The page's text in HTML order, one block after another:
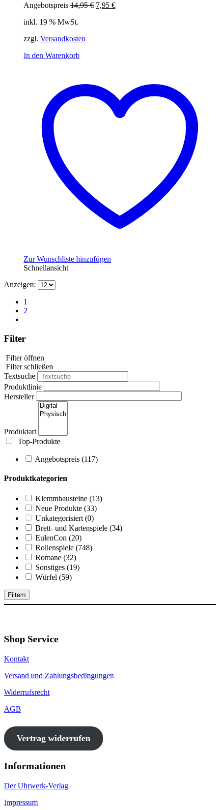
Angebotspreis 14,95€ Ursprünglicher
7,95 €Aktueller
inkl. 19 % MwSt.
zzgl. Versandkosten
In den Warenkorb
Zur Wunschliste hinzufügen
Schnellansicht
Anzeigen:
1
2
Filter
Filter öffnen
Filter schließen
Textsuche
Produktlinie
Hersteller
Produktart
Top-Produkte
Angebotspreis (117)
Produktkategorien
Klemmbausteine (13)
Neue Produkte (33)
Unkategorisiert (0)
Brett- und Kartenspiele (34)
EulenCon (20)
Rollenspiele (748)
Romane (32)
Sonstiges (19)
Würfel (59)
Filtern
Shop Service
Kontakt
Versand und Zahlungsbedingungen
Widerrufsrecht
AGB
Vertrag widerrufen
Informationen
Der Uhrwerk-Verlag
Impressum